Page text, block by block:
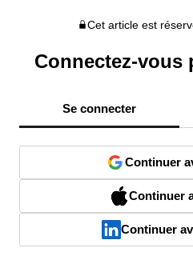
Cet article est
Connectez-vous
Se connecter
Continuer
Continuer
Continuer